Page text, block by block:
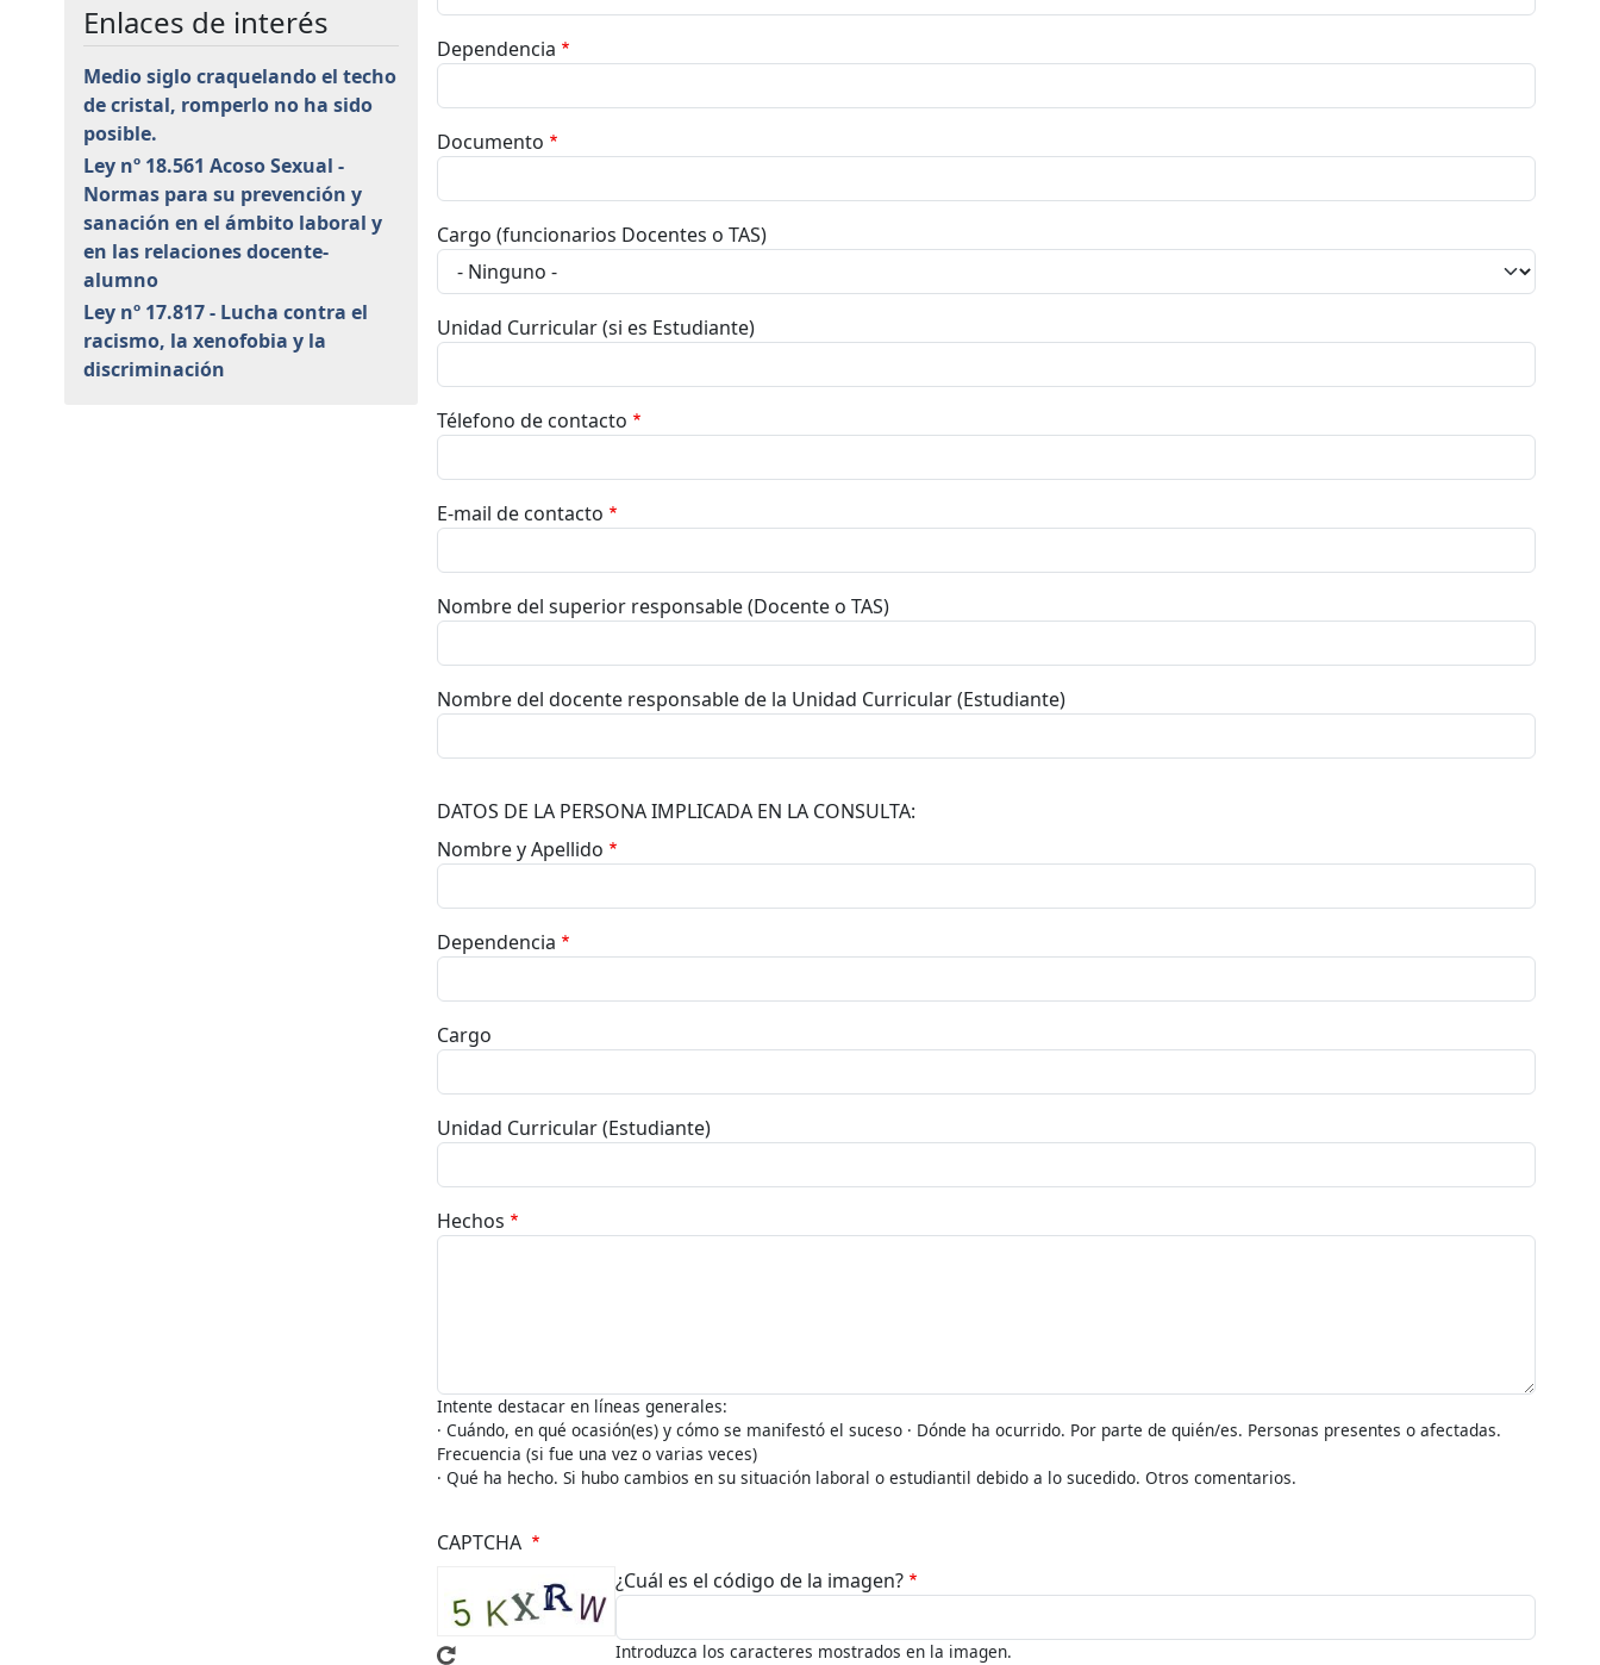
Enlaces de interés
Medio siglo craquelando el techo
de cristal, romperlo no ha sido
posible.
Ley nº 18.561 Acoso Sexual -
Normas para su prevención y
sanación en el ámbito laboral y
en las relaciones docente-
alumno
Ley nº 17.817 - Lucha contra el
racismo, la xenofobia y la
discriminación
Dependencia
Documento
Cargo (funcionarios Docentes o TAS)
Unidad Curricular (si es Estudiante)
Télefono de contacto
E-mail de contacto
Nombre del superior responsable (Docente o TAS)
Nombre del docente responsable de la Unidad Curricular (Estudiante)
DATOS DE LA PERSONA IMPLICADA EN LA CONSULTA:
Nombre y Apellido
Dependencia
Cargo
Unidad Curricular (Estudiante)
Hechos
Intente destacar en líneas generales:
· Cuándo, en qué ocasión(es) y cómo se manifestó el suceso · Dónde ha ocurrido. Por parte de quién/es. Personas presentes o afectadas.
Frecuencia (si fue una vez o varias veces)
· Qué ha hecho. Si hubo cambios en su situación laboral o estudiantil debido a lo sucedido. Otros comentarios.
CAPTCHA
¿Cuál es el código de la imagen?
Introduzca los caracteres mostrados en la imagen.